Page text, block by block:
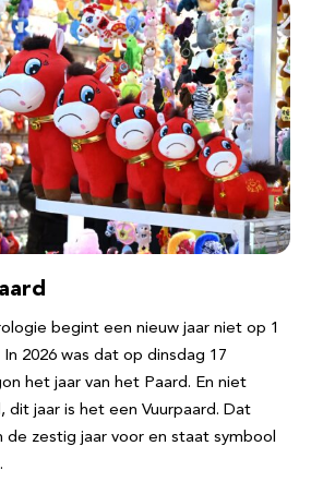
begint een nieuw jaar niet op 1
In 2026 was dat op dinsdag 17
het jaar van het Paard. En niet
dit jaar is het een Vuurpaard. Dat
de zestig jaar voor en staat symbool